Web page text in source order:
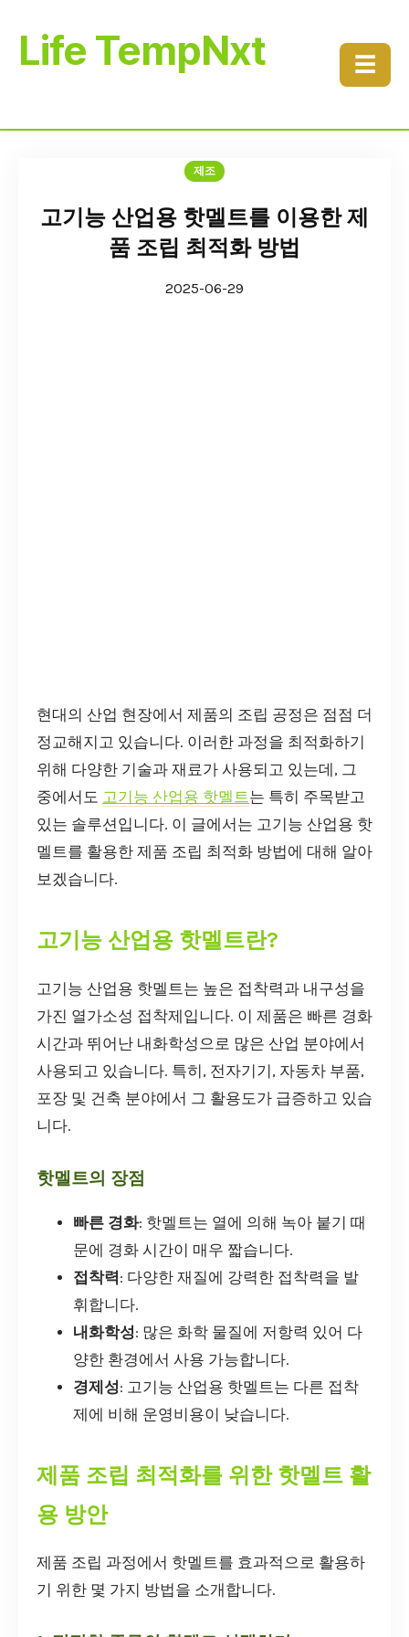
Life TempNxt ☰
제조
고기능 산업용 핫멜트를 이용한 제
품 조립 최적화 방법
2025-06-29
현대의 산업 현장에서 제품의 조립 공정은 점점 더
정교해지고 있습니다. 이러한 과정을 최적화하기
위해 다양한 기술과 재료가 사용되고 있는데, 그
중에서도 고기능 산업용 핫멜트는 특히 주목받고
있는 솔루션입니다. 이 글에서는 고기능 산업용 핫
멜트를 활용한 제품 조립 최적화 방법에 대해 알아
보겠습니다.
고기능 산업용 핫멜트란?
고기능 산업용 핫멜트는 높은 접착력과 내구성을
가진 열가소성 접착제입니다. 이 제품은 빠른 경화
시간과 뛰어난 내화학성으로 많은 산업 분야에서
사용되고 있습니다. 특히, 전자기기, 자동차 부품,
포장 및 건축 분야에서 그 활용도가 급증하고 있습
니다.
핫멜트의 장점
빠른 경화: 핫멜트는 열에 의해 녹아 붙기 때
문에 경화 시간이 매우 짧습니다.
접착력: 다양한 재질에 강력한 접착력을 발
휘합니다.
내화학성: 많은 화학 물질에 저항력 있어 다
양한 환경에서 사용 가능합니다.
경제성: 고기능 산업용 핫멜트는 다른 접착
제에 비해 운영비용이 낮습니다.
제품 조립 최적화를 위한 핫멜트 활
용 방안
제품 조립 과정에서 핫멜트를 효과적으로 활용하
기 위한 몇 가지 방법을 소개합니다.